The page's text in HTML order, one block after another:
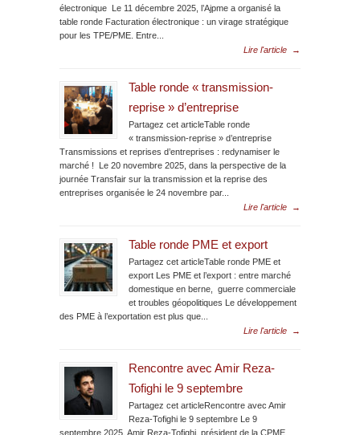
électronique Le 11 décembre 2025, l’Ajpme a organisé la
table ronde Facturation électronique : un virage stratégique
pour les TPE/PME. Entre...
Lire l'article
→
Table ronde « transmission-
reprise » d’entreprise
Partagez cet articleTable ronde
« transmission-reprise » d’entreprise
Transmissions et reprises d’entreprises : redynamiser le
marché ! Le 20 novembre 2025, dans la perspective de la
journée Transfair sur la transmission et la reprise des
entreprises organisée le 24 novembre par...
Lire l'article
→
Table ronde PME et export
Partagez cet articleTable ronde PME et
export Les PME et l’export : entre marché
domestique en berne, guerre commerciale
et troubles géopolitiques Le développement
des PME à l’exportation est plus que...
Lire l'article
→
Rencontre avec Amir Reza-
Tofighi le 9 septembre
Partagez cet articleRencontre avec Amir
Reza-Tofighi le 9 septembre Le 9
septembre 2025, Amir Reza-Tofighi, président de la CPME